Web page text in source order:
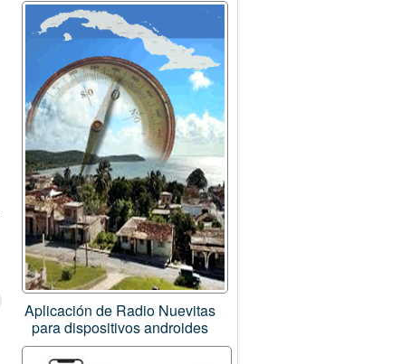
Aplicación de Radio Nuevitas
para dispositivos androides